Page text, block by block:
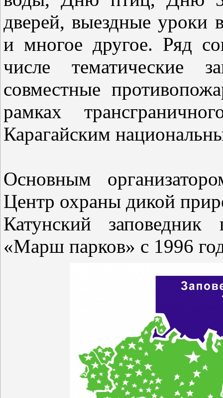
дверей, выездные уроки
и многое другое. Ряд
числе тематические
совместные
рамках
Карагайским
Основным
Центр охраны дикой
Катунский
«Марш парков» с 1996